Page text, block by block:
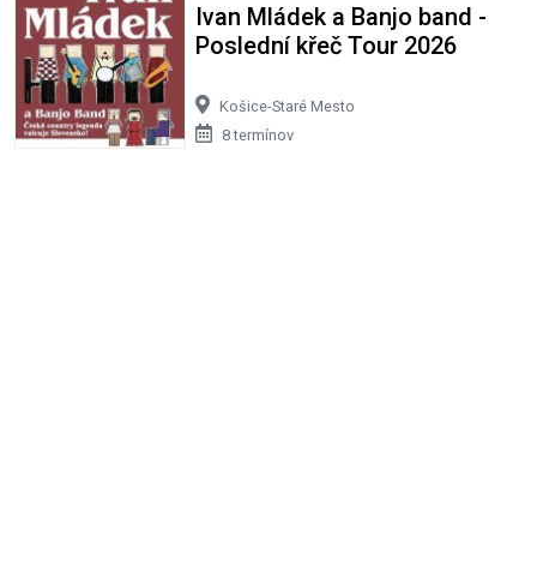
Ivan Mládek a Banjo band -
Poslední křeč Tour 2026
Košice-Staré Mesto
8 termínov